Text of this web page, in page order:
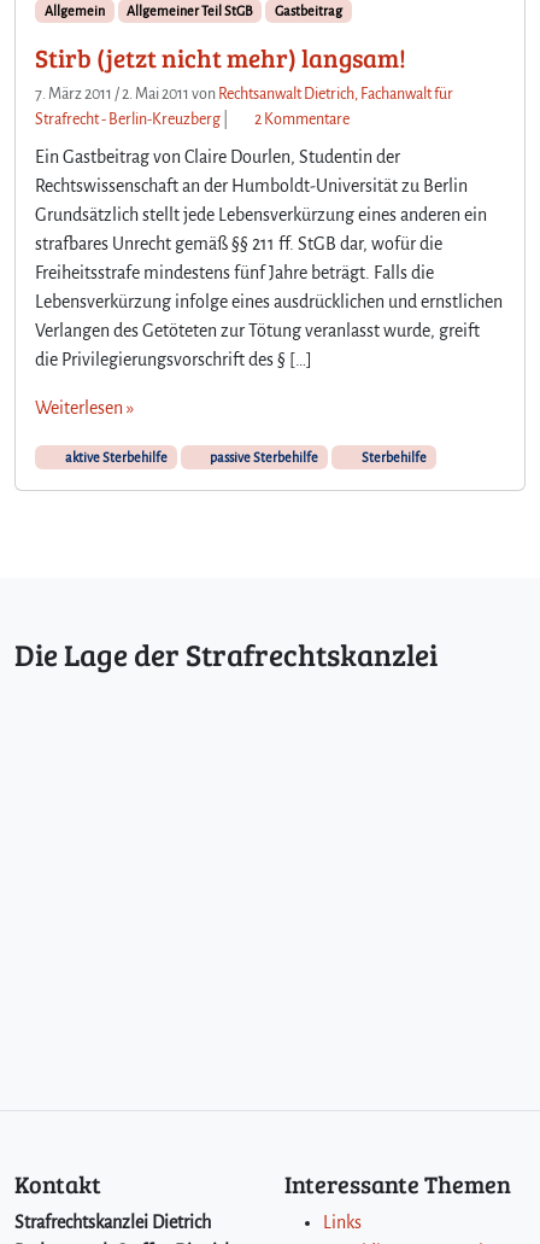
Allgemein Allgemeiner Teil StGB Gastbeitrag
Stirb (jetzt nicht mehr) langsam!
7. März 2011 /2. Mai 2011 von Rechtsanwalt Dietrich, Fachanwalt für
Strafrecht - Berlin-Kreuzberg
2 Kommentarez
t
i
r
b
(
j
n
i
r
Ein Gastbeitrag von Claire Dourlen, Studentin der
Rechtswissenschaft an der Humboldt-Universität zu Berlin
Grundsätzlich stellt jede Lebensverkürzung eines anderen ein
strafbares Unrecht gemäß §§ 211 ff. StGB dar, wofür die
Freiheitsstrafe mindestens fünf Jahre beträgt. Falls die
Lebensverkürzung infolge eines ausdrücklichen und ernstlichen
Verlangen des Getöteten zur Tötung veranlasst wurde, greift
die Privilegierungsvorschrift des § […]
Weiterlesen »
aktive Sterbehilfe passive Sterbehilfe Sterbehilfe
Die Lage der Strafrechtskanzlei
Kontakt
Strafrechtskanzlei Dietrich
Interessante Themen
Links